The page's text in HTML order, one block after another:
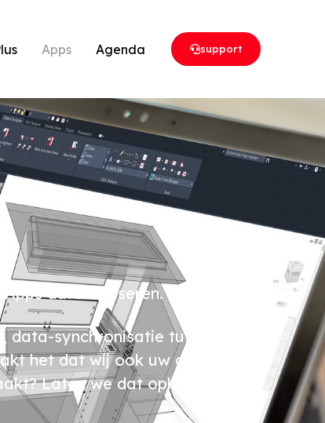
Apps Agenda support
Apps automatiseren.
synchronisatie tussen
het dat wij ook uw oplossing
Laten we dat oplossen.